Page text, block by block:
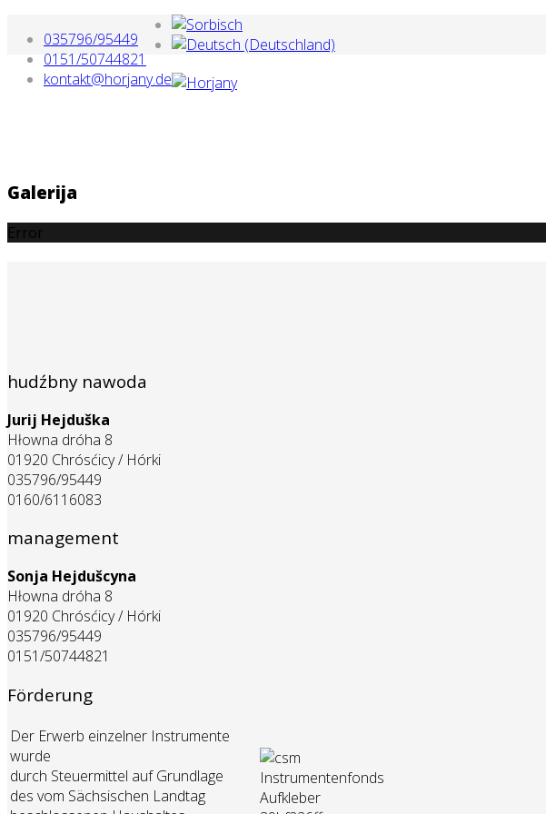
035796/95449
0151/50744821
kontakt@horjany.de
Galerija
Error
hudźbny nawoda
Jurij Hejduška
Hłowna dróha 8
01920 Chrósćicy / Hórki
035796/95449
0160/6116083
management
Sonja Hejdušcyna
Hłowna dróha 8
01920 Chrósćicy / Hórki
035796/95449
0151/50744821
Förderung
Der Erwerb einzelner Instrumente
wurde
durch Steuermittel auf Grundlage
des vom Sächsischen Landtag